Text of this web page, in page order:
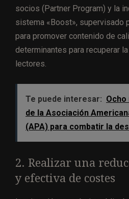
socios (Partner Program) y la
sistema «Boost», supervisado
para promover contenido de
determinantes para recuperar
lectores.
Te puede interesar:
de la Asociación
(APA) para combatir la
2. Realizar una
y efectiva de costes